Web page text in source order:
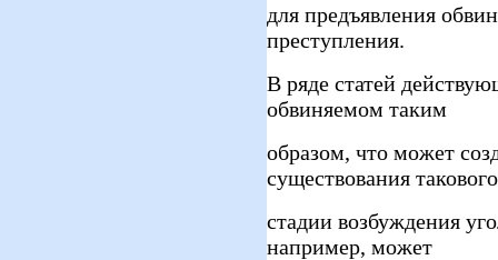
для предъявления
преступления.
В ряде статей
обвиняемом таким
образом, что может
существования
стадии возбуждения
например, может